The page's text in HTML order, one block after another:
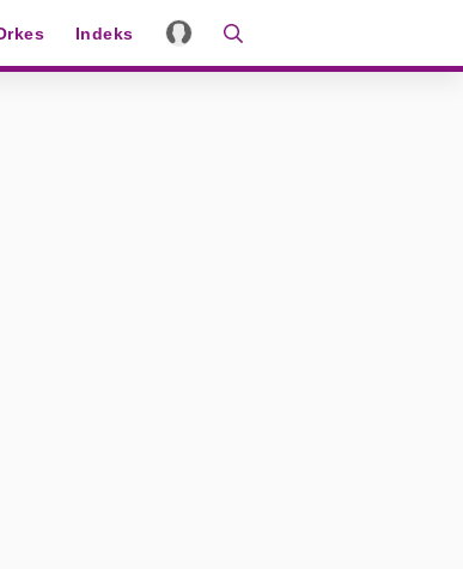
Indeks